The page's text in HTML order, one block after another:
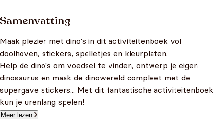
Samenvatting
Maak plezier met dino's in dit activiteitenboek vol
doolhoven, stickers, spelletjes en kleurplaten.
Help de dino's om voedsel te vinden, ontwerp je eigen
dinosaurus en maak de dinowereld compleet met de
supergave stickers... Met dit fantastische activiteitenboek
kun je urenlang spelen!
Meer lezen